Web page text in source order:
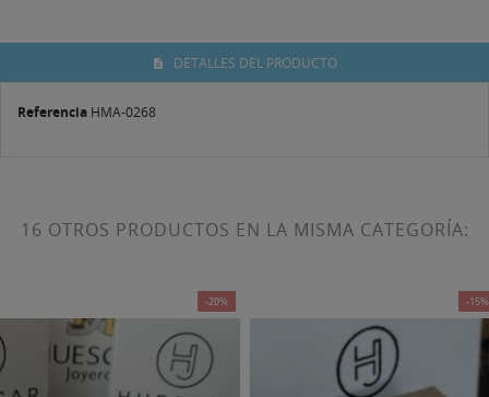
DETALLES DEL PRODUCTO
Referencia HMA-0268
16 OTROS PRODUCTOS EN LA MISMA CATEGORÍA:
-20% -15%